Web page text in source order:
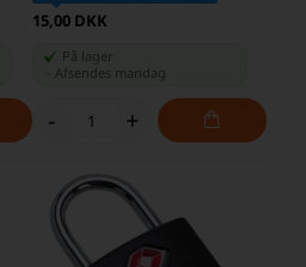
15,00 DKK
På lager
Afsendes mandag
- +